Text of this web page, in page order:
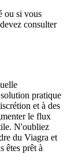
ou si vous
consulter
pratique
et à des
le flux
N'oubliez
du Viagra et
êtes prêt à